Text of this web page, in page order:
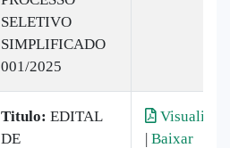
SELETIVO
SIMPLIFICADO
001/2025
Titulo: EDITAL
DE
Visualizar
| Baixar